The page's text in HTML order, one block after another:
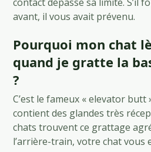
avant, il vous avait prévenu.
Pourquoi mon chat
quand je gratte la
?
C’est le fameux « elevator butt
contient des glandes très
chats trouvent ce grattage
l’arrière-train, votre chat vous